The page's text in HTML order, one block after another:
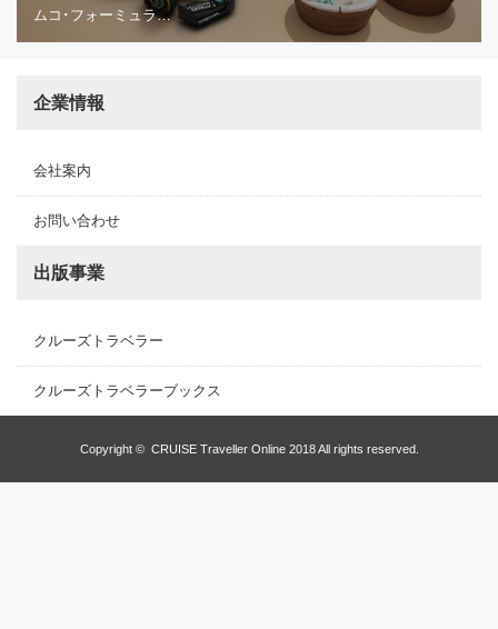
ムコ･フォーミュラ…
企業情報
会社案内
お問い合わせ
出版事業
クルーズトラベラー
クルーズトラベラーブックス
Copyright © CRUISE Traveller Online2018 All rights reserved.